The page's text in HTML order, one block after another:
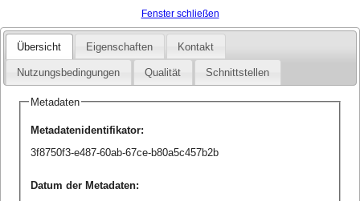
Fenster schließen
Übersicht Eigenschaften Kontakt
Nutzungsbedingungen Qualität Schnittstellen
Metadaten
Metadatenidentifikator:
3f8750f3-e487-60ab-67ce-b80a5c457b2b
Datum der Metadaten: